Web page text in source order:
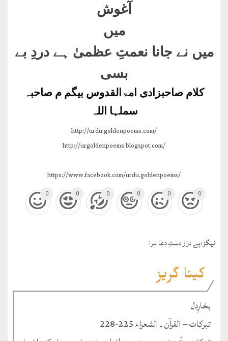
آغوش
میں
میں نے جانا نعمتِ عظمیٰ ہے دردِ بے
بسی
کلام صاحبزادی امۃالقدوس بیگم م صاحبہ
سملہا اللہ
http://urdu.goldenpoems.com/
http://urgoldenpoems.blogspot.com/
https://www.facebook.com/urdu.goldenpoems/
0 0 0 0 0 0
ٹيگز:ہے دراز دستِ دعا مرا
کیٹا گریز
بخارِدل
تبرکات – القرآن ۔ الشعراء 225-228